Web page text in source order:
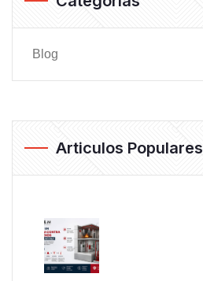
Blog
Articulos Populares